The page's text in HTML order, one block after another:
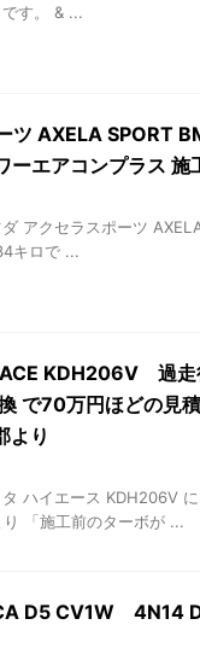
す。 & ...
ツ AXELA
エアコンプラス 施
アクセラスポーツ
キロで ...
KDH206V 過
で70万円ほどの
より
ハイエース KDH206V
「施工前のターボが ...
D5 CV1W 4N14